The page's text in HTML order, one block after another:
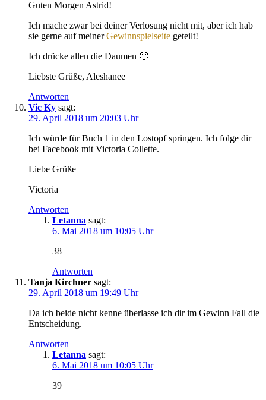
Guten Morgen Astrid!
Ich mache zwar bei deiner Verlosung nicht mit, aber ich hab
sie gerne auf meinerGewinnspielseite geteilt!
Ich drücke allen die Daumen 🙂
Liebste Grüße, Aleshanee
Antworten
Vic Ky sagt:
29. April 2018 um 20:03 Uhr
Ich würde für Buch 1 in den Lostopf springen. Ich folge dir
bei Facebook mit Victoria Collette.
Liebe Grüße
Victoria
Antworten
Letanna sagt:
6. Mai 2018 um 10:05 Uhr
38
Antworten
Tanja Kirchner sagt:
29. April 2018 um 19:49 Uhr
Da ich beide nicht kenne überlasse ich dir im Gewinn Fall die
Entscheidung.
Antworten
Letanna sagt:
6. Mai 2018 um 10:05 Uhr
39